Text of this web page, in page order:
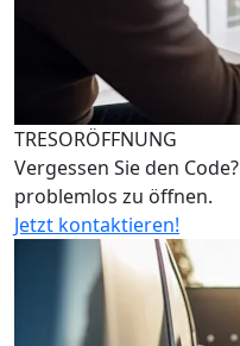
TRESORÖFFNUNG
Vergessen Sie den
problemlos zu öffnen.
Jetzt kontaktieren!